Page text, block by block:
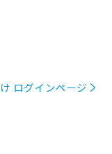
ログインページ